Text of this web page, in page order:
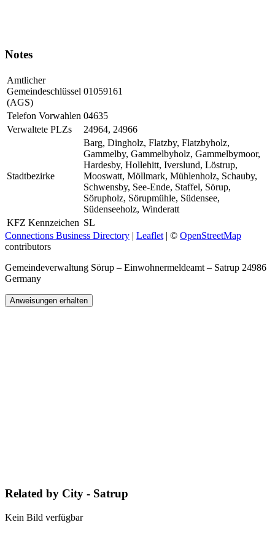
Notes
Amtlicher
Gemeindeschlüssel
(AGS)
01059161
Telefon Vorwahlen 04635
Verwaltete PLZs
24964, 24966
Stadtbezirke
Barg, Dingholz, Flatzby, Flatzbyholz,
Gammelby, Gammelbyholz, Gammelbymoor,
Hardesby, Hollehitt, Iverslund, Löstrup,
Mooswatt, Möllmark, Mühlenholz, Schauby,
Schwensby, See-Ende, Staffel, Sörup,
Sörupholz, Sörupmühle, Südensee,
Südenseeholz, Winderatt
KFZ Kennzeichen SL
Connections Business Directory | Leaflet | © OpenStreetMap
contributors
Gemeindeverwaltung Sörup – Einwohnermeldeamt – Satrup 24986
Germany
Anweisungen erhalten
Related by City - Satrup
Kein Bild verfügbar